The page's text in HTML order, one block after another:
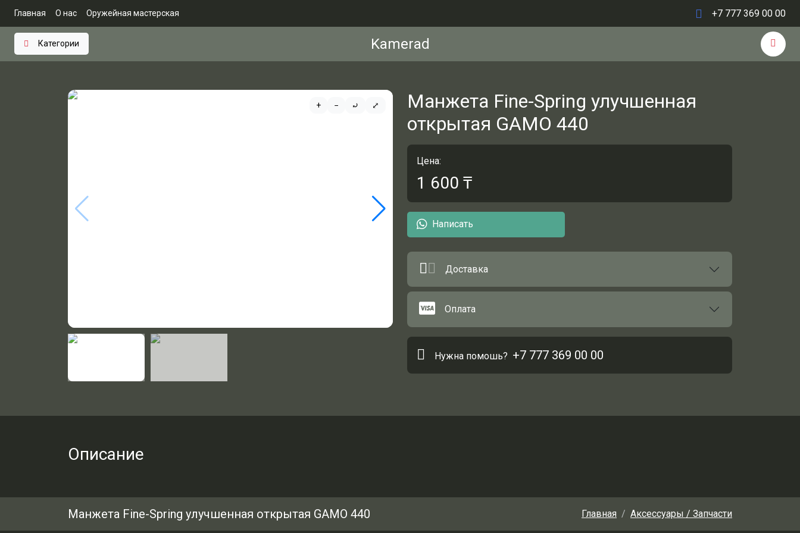
Главная О нас Оружейная мастерская +7 777 369 00 00
Категории Kamerad
+ − ⤾ ⤢
Манжета Fine-Spring улучшенная
открытая GAMO 440
Цена:
1 600 ₸
Написать
Доставка
Оплата
Нужна помошь? +7 777 369 00 00
Описание
Манжета Fine-Spring улучшенная открытая GAMO 440 Главная Аксессуары / Запчасти